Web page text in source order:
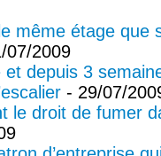
même étage que
07/2009
et depuis 3
- 29/07/
le droit de fumer